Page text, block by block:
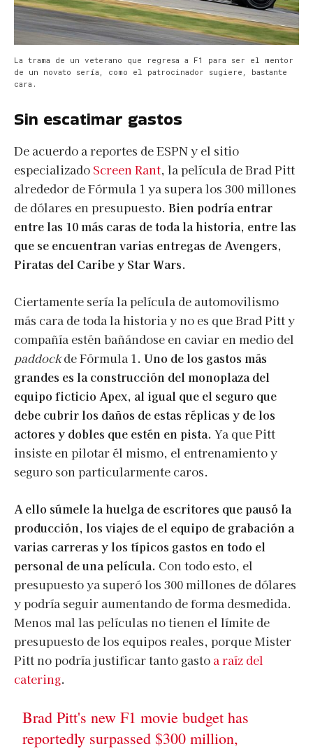
La trama de un veterano que regresa a F1 para ser el mentor
de un novato sería, como el patrocinador sugiere, bastante
cara.
Sin escatimar gastos
De acuerdo a reportes de ESPN y el sitio
especializado Screen Rant, la película de Brad Pitt
alrededor de Fórmula 1 ya supera los 300 millones
de dólares en presupuesto. Bien podría entrar
entre las 10 más caras de toda la historia, entre las
que se encuentran varias entregas de Avengers,
Piratas del Caribe y Star Wars.
Ciertamente sería la película de automovilismo
más cara de toda la historia y no es que Brad Pitt y
compañía estén bañándose en caviar en medio del
paddockde Fórmula 1. Uno de los gastos más
grandes es la construcción del monoplaza del
equipo ficticio Apex, al igual que el seguro que
debe cubrir los daños de estas réplicas y de los
actores y dobles que estén en pista. Ya que Pitt
insiste en pilotar él mismo, el entrenamiento y
seguro son particularmente caros.
A ello súmele la huelga de escritores que pausó la
producción, los viajes de el equipo de grabación a
varias carreras y los típicos gastos en todo el
personal de una película. Con todo esto, el
presupuesto ya superó los 300 millones de dólares
y podría seguir aumentando de forma desmedida.
Menos mal las películas no tienen el límite de
presupuesto de los equipos reales, porque Mister
Pitt no podría justificar tanto gasto a raíz del
catering.
Brad Pitt's new F1 movie budget has
reportedly surpassed $300 million,